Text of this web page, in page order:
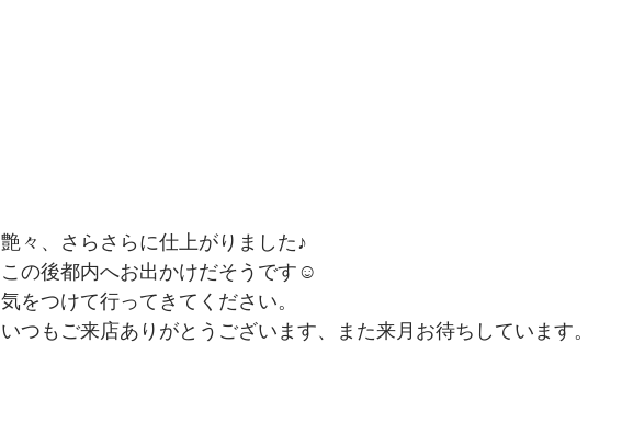
艶々、さらさらに仕上がりました♪
この後都内へお出かけだそうです☺
気をつけて行ってきてください。
いつもご来店ありがとうございます、また来月お待ちしています。